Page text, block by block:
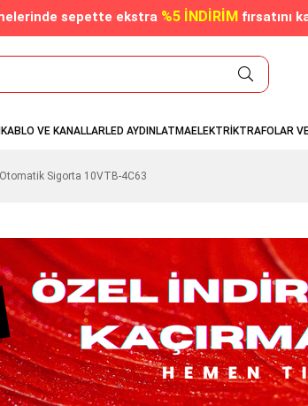
sepette ekstra %5 İNDİRİM fırsatını
KABLO VE KANALLARLED AYDINLATMAELEKTRİKTRAFOLAR
Sigorta 10VTB-4C63